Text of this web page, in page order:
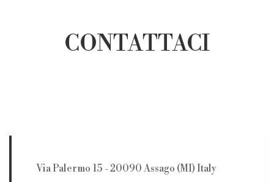
CONTATTACI
Via Palermo 15 - 20090 Assago (MI) Italy